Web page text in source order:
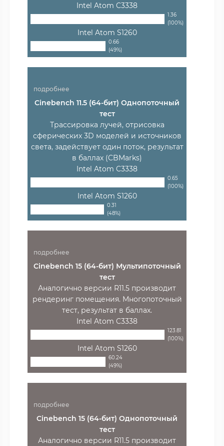
Intel Atom C3338
1.36
(100%)
Intel Atom S1260
0.66
(49%)
подробнее
Cinebench 11.5 (64-бит) Однопоточный
тест
Трассировка лучей, отрисовка
сферических 3D моделей и источников
света, задействует один поток, результат
в баллах (CBMarks)
Intel Atom C3338
0.65
(100%)
Intel Atom S1260
0.31
(48%)
подробнее
Cinebench 15 (64-бит) Мультипоточный
тест
Аналогично версии R11.5 производит
рендеринг помещения. Многопоточный
тест, результат в баллах.
Intel Atom C3338
123.81
(100%)
Intel Atom S1260
60.24
(49%)
подробнее
Cinebench 15 (64-бит) Однопоточный
тест
Аналогично версии R11.5 производит